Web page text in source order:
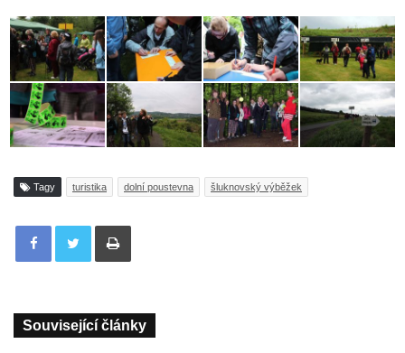
Tagy turistika dolní poustevna šluknovský výběžek
Tisknout
Související články